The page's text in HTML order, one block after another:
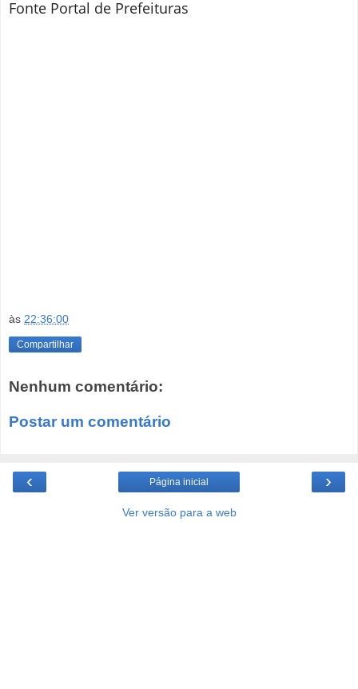
Fonte Portal de Prefeituras
às 22:36:00
Compartilhar
Nenhum comentário:
Postar um comentário
‹ ›
Página inicial
Ver versão para a web